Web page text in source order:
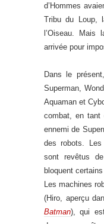
d’Hommes
Tribu du Loup,
l’Oiseau. Mais
arrivée pour
Dans le présent,
Superman,
Aquaman et
combat, en tant
ennemi de
des robots.
sont revêtus
bloquent
Les machines
(Hiro, aperçu
Batman), qui